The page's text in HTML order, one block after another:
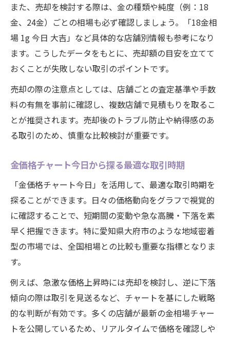
また、売却を検討する際は、金の種類や純度（例：18
金、24金）ごとの相場も必ず確認しましょう。「18金相
場 1g 今日 大吉」など具体的な店舗別情報も参考になり
ます。こうしたデータをもとに、売却額の目安を立てて
おくことが失敗しない取引のポイントです。
売却の際の注意点としては、店舗ごとの査定基準や手数
料の有無を事前に確認し、複数店舗で見積もりを取るこ
とが推奨されます。売却後のトラブル防止や納得感のあ
る取引のため、慎重な比較検討が重要です。
金価格チャート今日から探る最適な取引時期
「金価格チャート今日」を活用して、最適な取引時期を
探ることができます。日々の価格動向をグラフで視覚的
に確認することで、短期間の変動や急な高騰・下落を素
早く把握できます。特に愛知県大府市のような地域密着
型の市場では、全国相場との比較も重要な指標となりま
す。
例えば、急激な価格上昇時には売却を検討し、逆に下落
傾向の際は取引を見送るなど、チャートを基にした戦略
的な判断が有効です。多くの店舗が最新の金相場チャー
トを公開しているため、リアルタイムで価格を確認しや